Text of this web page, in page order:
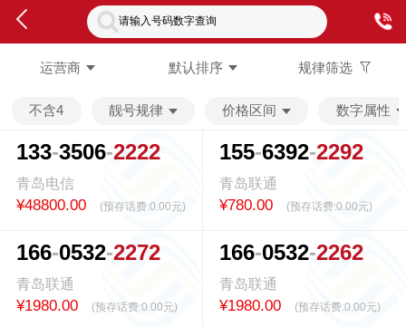
请输入号码数字查询
运营商 默认排序 规律筛选
不含4 靓号规律 价格区间 数字属性
133 3506 2222
青岛电信
¥48800.00 (预存话费:0.00元)
155 6392 2292
青岛联通
¥780.00 (预存话费:0.00元)
166 0532 2272
青岛联通
¥1980.00 (预存话费:0.00元)
166 0532 2262
青岛联通
¥1980.00 (预存话费:0.00元)